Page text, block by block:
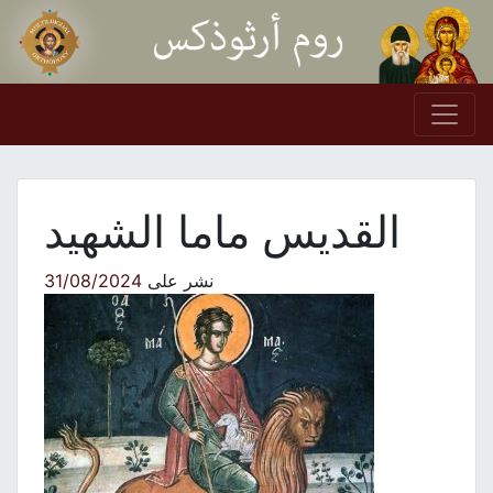
Skip to content
Main Navigation
القديس ماما الشهيد
نشر على31/08/2024